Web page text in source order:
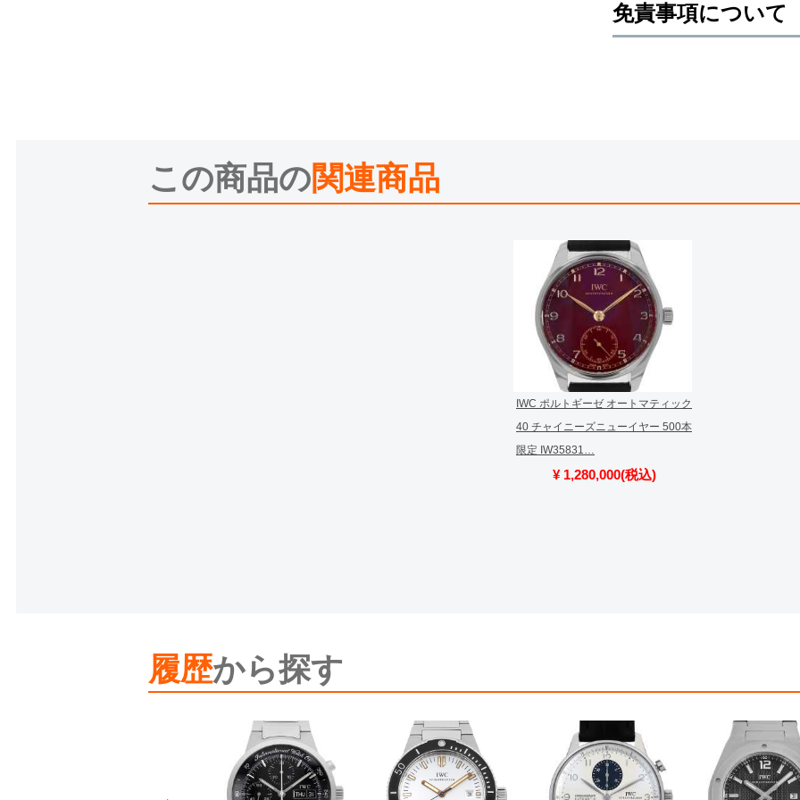
免責事項について
またお電話でお問い合わせ頂きま
切れになる場合がございます。
予めご了承くださいませ。
また、ご来店にてご購入を希望さ
お問い合わせいただけますようお願
※アンティーク品やユーズド品の
合がございます。
※表示の定価は、入荷時の価格とな
現在の定価と異なる場合がござい
この商品の関連商品
IWC ポルトギーゼ オートマティック
40 チャイニーズニューイヤー 500本
限定 IW35831…
¥ 1,280,000(税込)
履歴から探す